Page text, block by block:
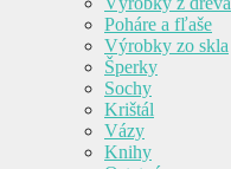
Poháre a fľaše
Výrobky zo skla
Šperky
Sochy
Krištál
Vázy
Knihy